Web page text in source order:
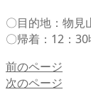
〇目的地：物見
〇帰着：12：
前のページ
次のページ